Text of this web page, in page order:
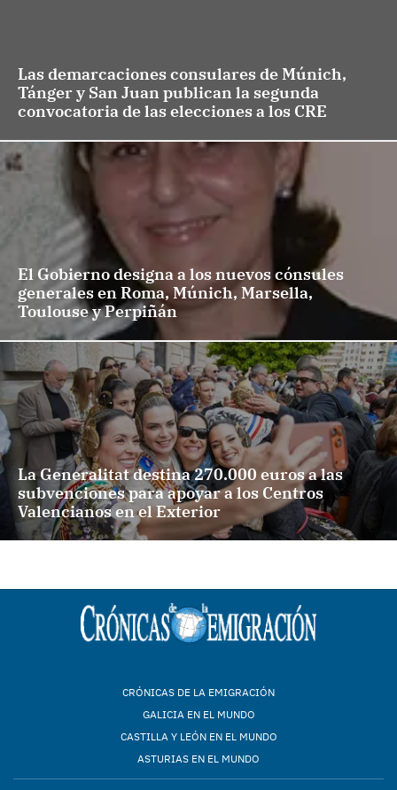
Las demarcaciones consulares de Múnich,
Tánger y San Juan publican la segunda
convocatoria de las elecciones a los CRE
El Gobierno designa a los nuevos cónsules
generales en Roma, Múnich, Marsella,
Toulouse y Perpiñán
La Generalitat destina 270.000 euros a las
subvenciones para apoyar a los Centros
Valencianos en el Exterior
CRÓNICAS DE LA EMIGRACIÓN
GALICIA EN EL MUNDO
CASTILLA Y LEÓN EN EL MUNDO
ASTURIAS EN EL MUNDO